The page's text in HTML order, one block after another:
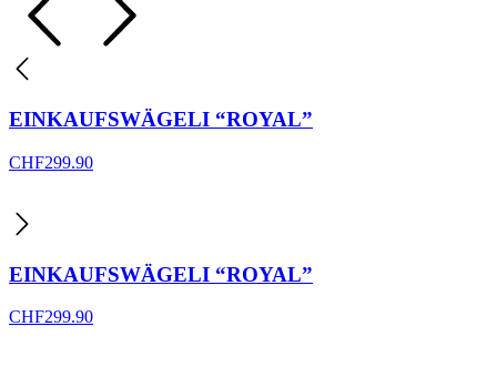
EINKAUFSWÄGELI “ROYAL”
CHF299.90
EINKAUFSWÄGELI “ROYAL”
CHF299.90